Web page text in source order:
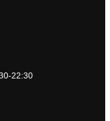
22:30